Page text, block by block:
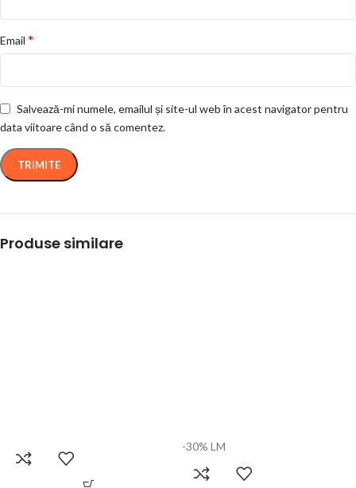
Email *
Salvează-mi numele, emailul și site-ul web în acest navigator pentru
data viitoare când o să comentez.
Produse similare
-30% L M